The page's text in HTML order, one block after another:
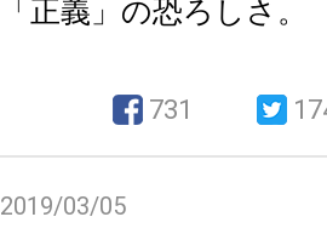
「正義」の恐ろしさ。
731
2019/03/05